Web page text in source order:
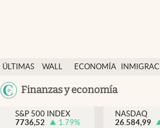
ÚLTIMAS
NOTICIAS
WALL
DÓLAR
ECONOMÍA
Finanzas y economía
Finanzas y economía
Wall Street y dólar
Inmigración
S&P 500 INDEX
7736,52
1.79%
NASDAQ
26.584,99